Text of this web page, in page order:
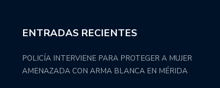
ENTRADAS RECIENTES
POLICÍA INTERVIENE PARA PROTEGER A MUJER
AMENAZADA CON ARMA BLANCA EN MÉRIDA